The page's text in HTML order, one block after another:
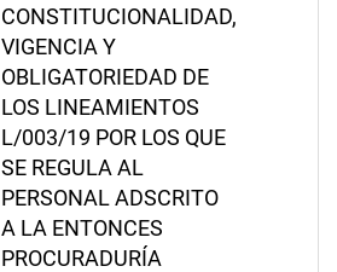
CONSTITUCIONALIDAD,
VIGENCIA Y
OBLIGATORIEDAD DE
LOS LINEAMIENTOS
L/003/19 POR LOS QUE
SE REGULA AL
PERSONAL ADSCRITO
A LA ENTONCES
PROCURADURÍA